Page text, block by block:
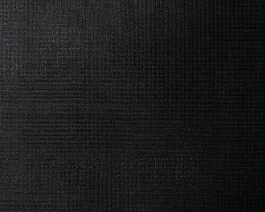
Voir la vidéo Ne plus demander